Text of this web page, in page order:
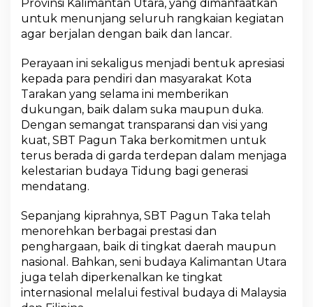
Provinsi Kalimantan Utara, yang dimanfaatkan
untuk menunjang seluruh rangkaian kegiatan
agar berjalan dengan baik dan lancar.
Perayaan ini sekaligus menjadi bentuk apresiasi
kepada para pendiri dan masyarakat Kota
Tarakan yang selama ini memberikan
dukungan, baik dalam suka maupun duka.
Dengan semangat transparansi dan visi yang
kuat, SBT Pagun Taka berkomitmen untuk
terus berada di garda terdepan dalam menjaga
kelestarian budaya Tidung bagi generasi
mendatang.
Sepanjang kiprahnya, SBT Pagun Taka telah
menorehkan berbagai prestasi dan
penghargaan, baik di tingkat daerah maupun
nasional. Bahkan, seni budaya Kalimantan Utara
juga telah diperkenalkan ke tingkat
internasional melalui festival budaya di Malaysia